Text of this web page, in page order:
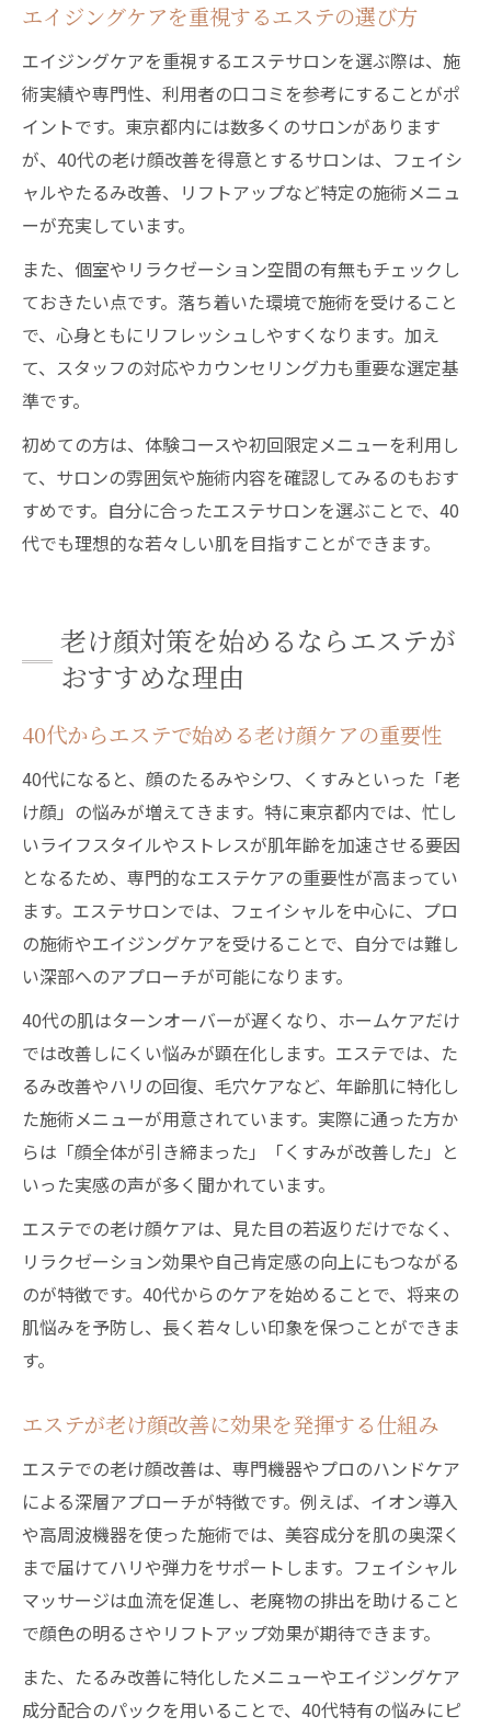
エイジングケアを重視するエステの選び方
エイジングケアを重視するエステサロンを選ぶ際は、施
術実績や専門性、利用者の口コミを参考にすることがポ
イントです。東京都内には数多くのサロンがあります
が、40代の老け顔改善を得意とするサロンは、フェイシ
ャルやたるみ改善、リフトアップなど特定の施術メニュ
ーが充実しています。
また、個室やリラクゼーション空間の有無もチェックし
ておきたい点です。落ち着いた環境で施術を受けること
で、心身ともにリフレッシュしやすくなります。加え
て、スタッフの対応やカウンセリング力も重要な選定基
準です。
初めての方は、体験コースや初回限定メニューを利用し
て、サロンの雰囲気や施術内容を確認してみるのもおす
すめです。自分に合ったエステサロンを選ぶことで、40
代でも理想的な若々しい肌を目指すことができます。
老け顔対策を始めるならエステが
おすすめな理由
40代からエステで始める老け顔ケアの重要性
40代になると、顔のたるみやシワ、くすみといった「老
け顔」の悩みが増えてきます。特に東京都内では、忙し
いライフスタイルやストレスが肌年齢を加速させる要因
となるため、専門的なエステケアの重要性が高まってい
ます。エステサロンでは、フェイシャルを中心に、プロ
の施術やエイジングケアを受けることで、自分では難し
い深部へのアプローチが可能になります。
40代の肌はターンオーバーが遅くなり、ホームケアだけ
では改善しにくい悩みが顕在化します。エステでは、た
るみ改善やハリの回復、毛穴ケアなど、年齢肌に特化し
た施術メニューが用意されています。実際に通った方か
らは「顔全体が引き締まった」「くすみが改善した」と
いった実感の声が多く聞かれています。
エステでの老け顔ケアは、見た目の若返りだけでなく、
リラクゼーション効果や自己肯定感の向上にもつながる
のが特徴です。40代からのケアを始めることで、将来の
肌悩みを予防し、長く若々しい印象を保つことができま
す。
エステが老け顔改善に効果を発揮する仕組み
エステでの老け顔改善は、専門機器やプロのハンドケア
による深層アプローチが特徴です。例えば、イオン導入
や高周波機器を使った施術では、美容成分を肌の奥深く
まで届けてハリや弾力をサポートします。フェイシャル
マッサージは血流を促進し、老廃物の排出を助けること
で顔色の明るさやリフトアップ効果が期待できます。
また、たるみ改善に特化したメニューやエイジングケア
成分配合のパックを用いることで、40代特有の悩みにピ